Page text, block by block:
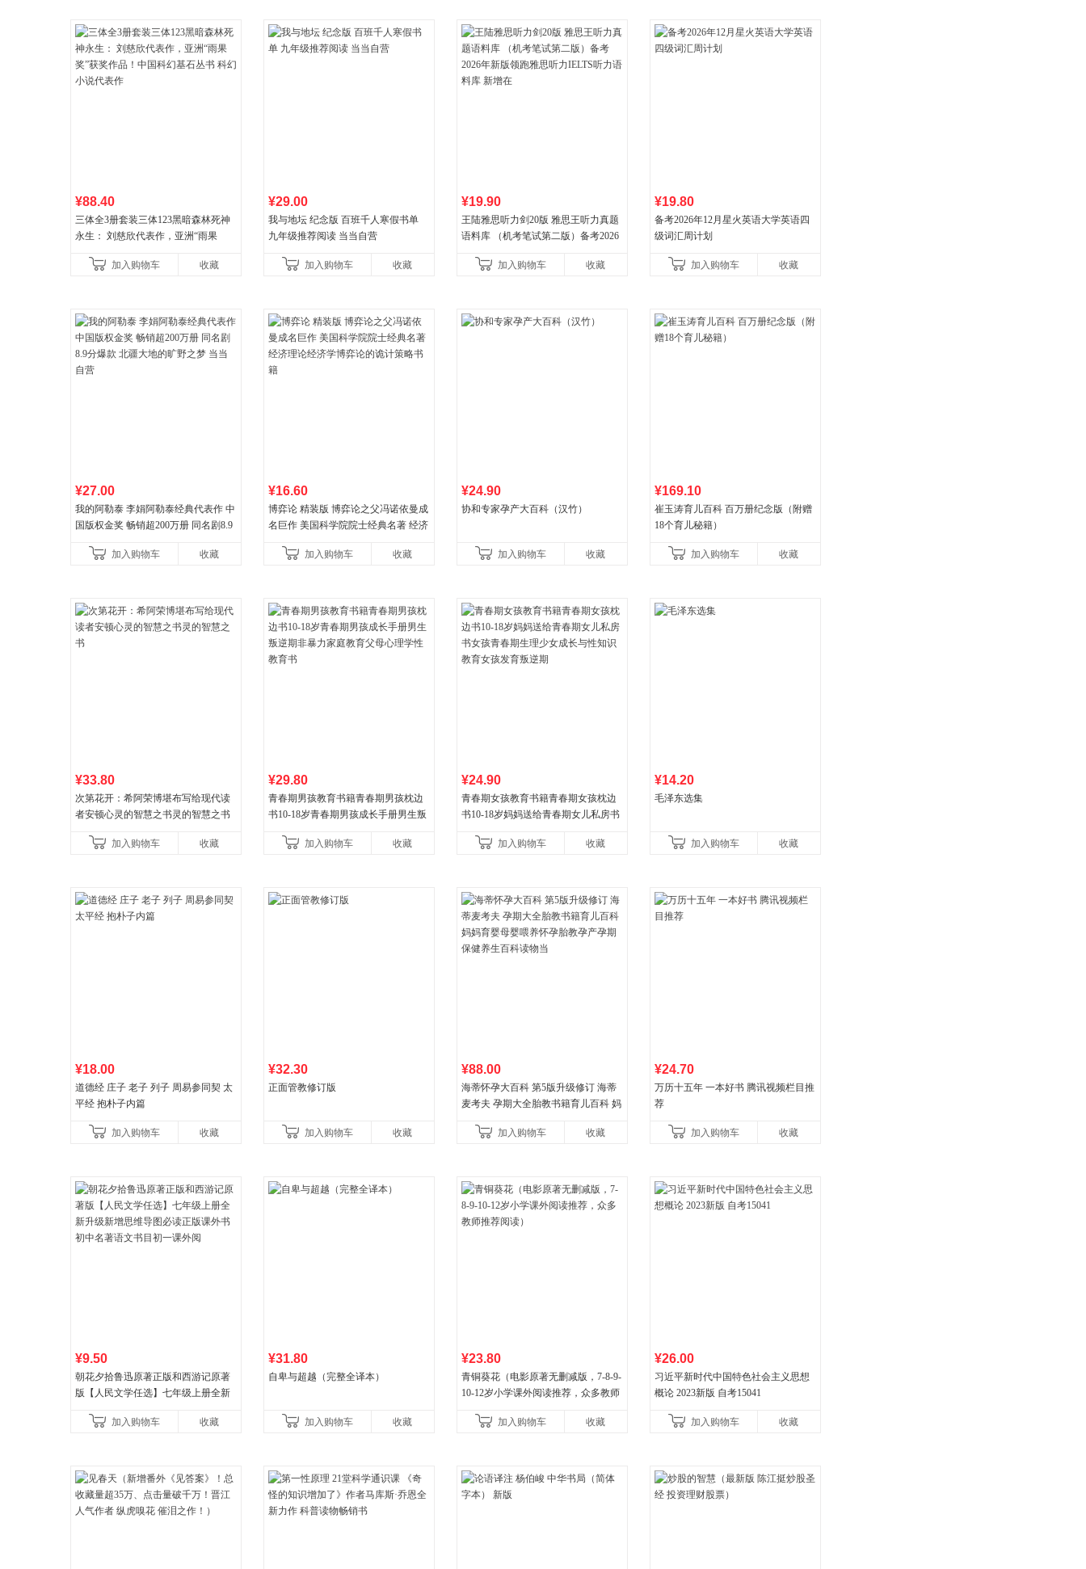
¥88.40
三体全3册套装三体123黑暗森林死神
永生： 刘慈欣代表作，亚洲“雨果
小说代表作加入购物车 收藏
¥29.00
我与地坛 纪念版 百班千人寒假书单
九年级推荐阅读 当当自营
加入购物车 收藏
¥19.90
王陆雅思听力剑20版 雅思王听力真题
语料库 （机考笔试第二版）备考2026
新增在
加入购物车 收藏
¥19.80
备考2026年12月星火英语大学英语四
级词汇周计划
加入购物车 收藏
¥27.00
我的阿勒泰 李娟阿勒泰经典代表作 中
国版权金奖 畅销超200万册 同名剧8.9
加入购物车
收藏
¥16.60
博弈论 精装版 博弈论之父冯诺依曼成
名巨作 美国科学院院士经典名著 经济
加入购物车
收藏
¥24.90
协和专家孕产大百科（汉竹）
加入购物车 收藏
¥169.10
崔玉涛育儿百科 百万册纪念版（附赠
18个育儿秘籍）
加入购物车 收藏
¥33.80
次第花开：希阿荣博堪布写给现代读
者安顿心灵的智慧之书灵的智慧之书
加入购物车 收藏
¥29.80
青春期男孩教育书籍青春期男孩枕边
书10-18岁青春期男孩成长手册男生叛
育书
加入购物车 收藏
¥24.90
青春期女孩教育书籍青春期女孩枕边
书10-18岁妈妈送给青春期女儿私房书
育女孩发育叛逆期
加入购物车 收藏
¥14.20
毛泽东选集
加入购物车 收藏
¥18.00
道德经 庄子 老子 列子 周易参同契 太
平经 抱朴子内篇
加入购物车 收藏
¥32.30
正面管教修订版
加入购物车 收藏
¥88.00
海蒂怀孕大百科 第5版升级修订 海蒂
麦考夫 孕期大全胎教书籍育儿百科 妈
健养生百科读物当
加入购物车 收藏
¥24.70
万历十五年 一本好书 腾讯视频栏目推
荐
加入购物车 收藏
¥9.50
朝花夕拾鲁迅原著正版和西游记原著
版【人民文学任选】七年级上册全新
中名著语文书目初一课外阅
加入购物车 收藏
¥31.80
自卑与超越（完整全译本）
加入购物车 收藏
¥23.80
青铜葵花（电影原著无删减版，7-8-9-
10-12岁小学课外阅读推荐，众多教师
加入购物车
收藏
¥26.00
习近平新时代中国特色社会主义思想
概论 2023新版 自考15041
加入购物车 收藏